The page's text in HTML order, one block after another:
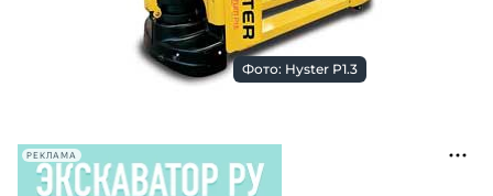
Фото: Hyster P1.3
РЕКЛАМА